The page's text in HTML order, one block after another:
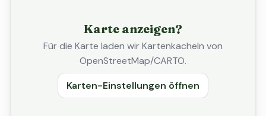
Karte anzeigen?
Für die Karte laden wir Kartenkacheln von
OpenStreetMap/CARTO.
Karten-Einstellungen öffnen